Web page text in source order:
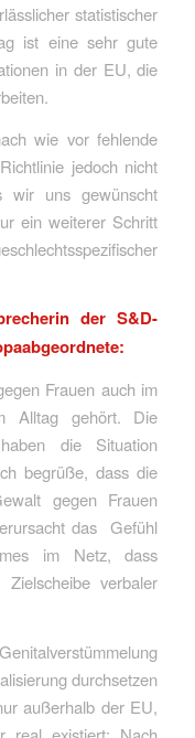
statistischer
ist eine sehr gute
in der EU, die
wie vor fehlende
jedoch nicht
wir uns gewünscht
ein weiterer Schritt
der S&D-
Frauen auch im
Alltag gehört. Die
die Situation
begrüße, dass die
gegen Frauen
das Gefühl
im Netz, dass
verbaler
durchsetzen
außerhalb der EU,